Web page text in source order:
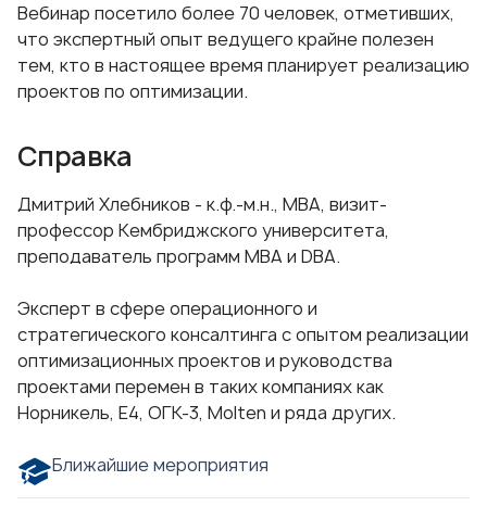
Вебинар посетило более 70 человек, отметивших,
что экспертный опыт ведущего крайне полезен
тем, кто в настоящее время планирует реализацию
проектов по оптимизации.
Справка
Дмитрий Хлебников - к.ф.-м.н., МВА, визит-
профессор Кембриджского университета,
преподаватель программ MBA и DBA.
Эксперт в сфере операционного и
стратегического консалтинга с опытом реализации
оптимизационных проектов и руководства
проектами перемен в таких компаниях как
Норникель, Е4, ОГК-3, Molten и ряда других.
Ближайшие мероприятия